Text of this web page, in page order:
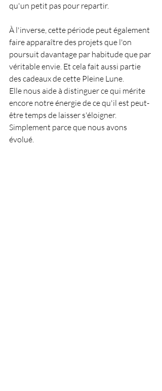
qu'un petit pas pour repartir.
À l'inverse, cette période peut également
faire apparaître des projets que l'on
poursuit davantage par habitude que par
véritable envie. Et cela fait aussi partie
des cadeaux de cette Pleine Lune.
Elle nous aide à distinguer ce qui mérite
encore notre énergie de ce qu'il est peut-
être temps de laisser s'éloigner.
Simplement parce que nous avons
évolué.